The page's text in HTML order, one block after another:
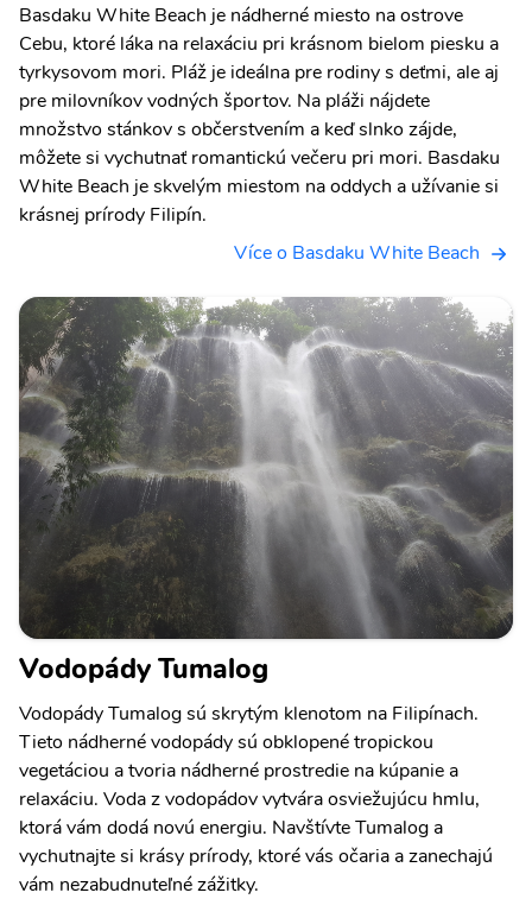
Basdaku White Beach je nádherné miesto na ostrove
Cebu, ktoré láka na relaxáciu pri krásnom bielom piesku a
tyrkysovom mori. Pláž je ideálna pre rodiny s deťmi, ale aj
pre milovníkov vodných športov. Na pláži nájdete
množstvo stánkov s občerstvením a keď slnko zájde,
môžete si vychutnať romantickú večeru pri mori. Basdaku
White Beach je skvelým miestom na oddych a užívanie si
krásnej prírody Filipín.
Více o Basdaku White Beach
Vodopády Tumalog
Vodopády Tumalog sú skrytým klenotom na Filipínach.
Tieto nádherné vodopády sú obklopené tropickou
vegetáciou a tvoria nádherné prostredie na kúpanie a
relaxáciu. Voda z vodopádov vytvára osviežujúcu hmlu,
ktorá vám dodá novú energiu. Navštívte Tumalog a
vychutnajte si krásy prírody, ktoré vás očaria a zanechajú
vám nezabudnuteľné zážitky.